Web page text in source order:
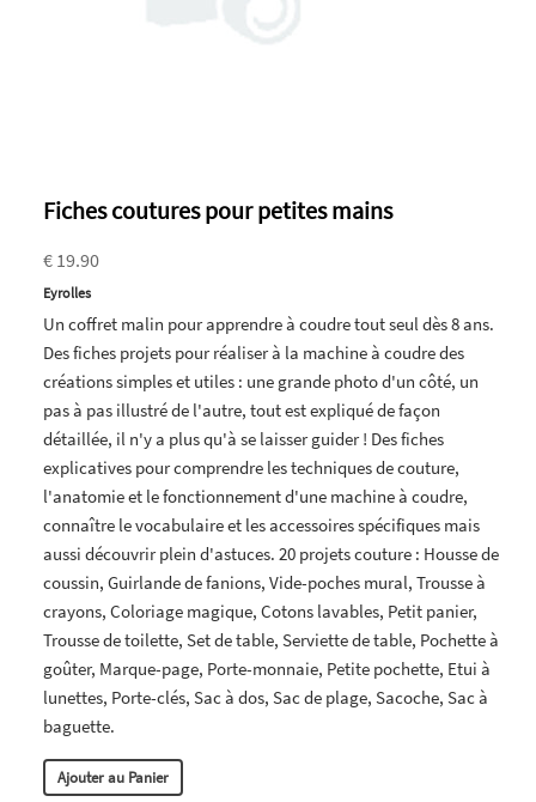
Fiches coutures pour petites mains
€ 19.90
Eyrolles
Un coffret malin pour apprendre à coudre tout seul dès 8 ans.
Des fiches projets pour réaliser à la machine à coudre des
créations simples et utiles : une grande photo d'un côté, un
pas à pas illustré de l'autre, tout est expliqué de façon
détaillée, il n'y a plus qu'à se laisser guider ! Des fiches
explicatives pour comprendre les techniques de couture,
l'anatomie et le fonctionnement d'une machine à coudre,
connaître le vocabulaire et les accessoires spécifiques mais
aussi découvrir plein d'astuces. 20 projets couture : Housse de
coussin, Guirlande de fanions, Vide-poches mural, Trousse à
crayons, Coloriage magique, Cotons lavables, Petit panier,
Trousse de toilette, Set de table, Serviette de table, Pochette à
goûter, Marque-page, Porte-monnaie, Petite pochette, Etui à
lunettes, Porte-clés, Sac à dos, Sac de plage, Sacoche, Sac à
baguette.
Ajouter au Panier